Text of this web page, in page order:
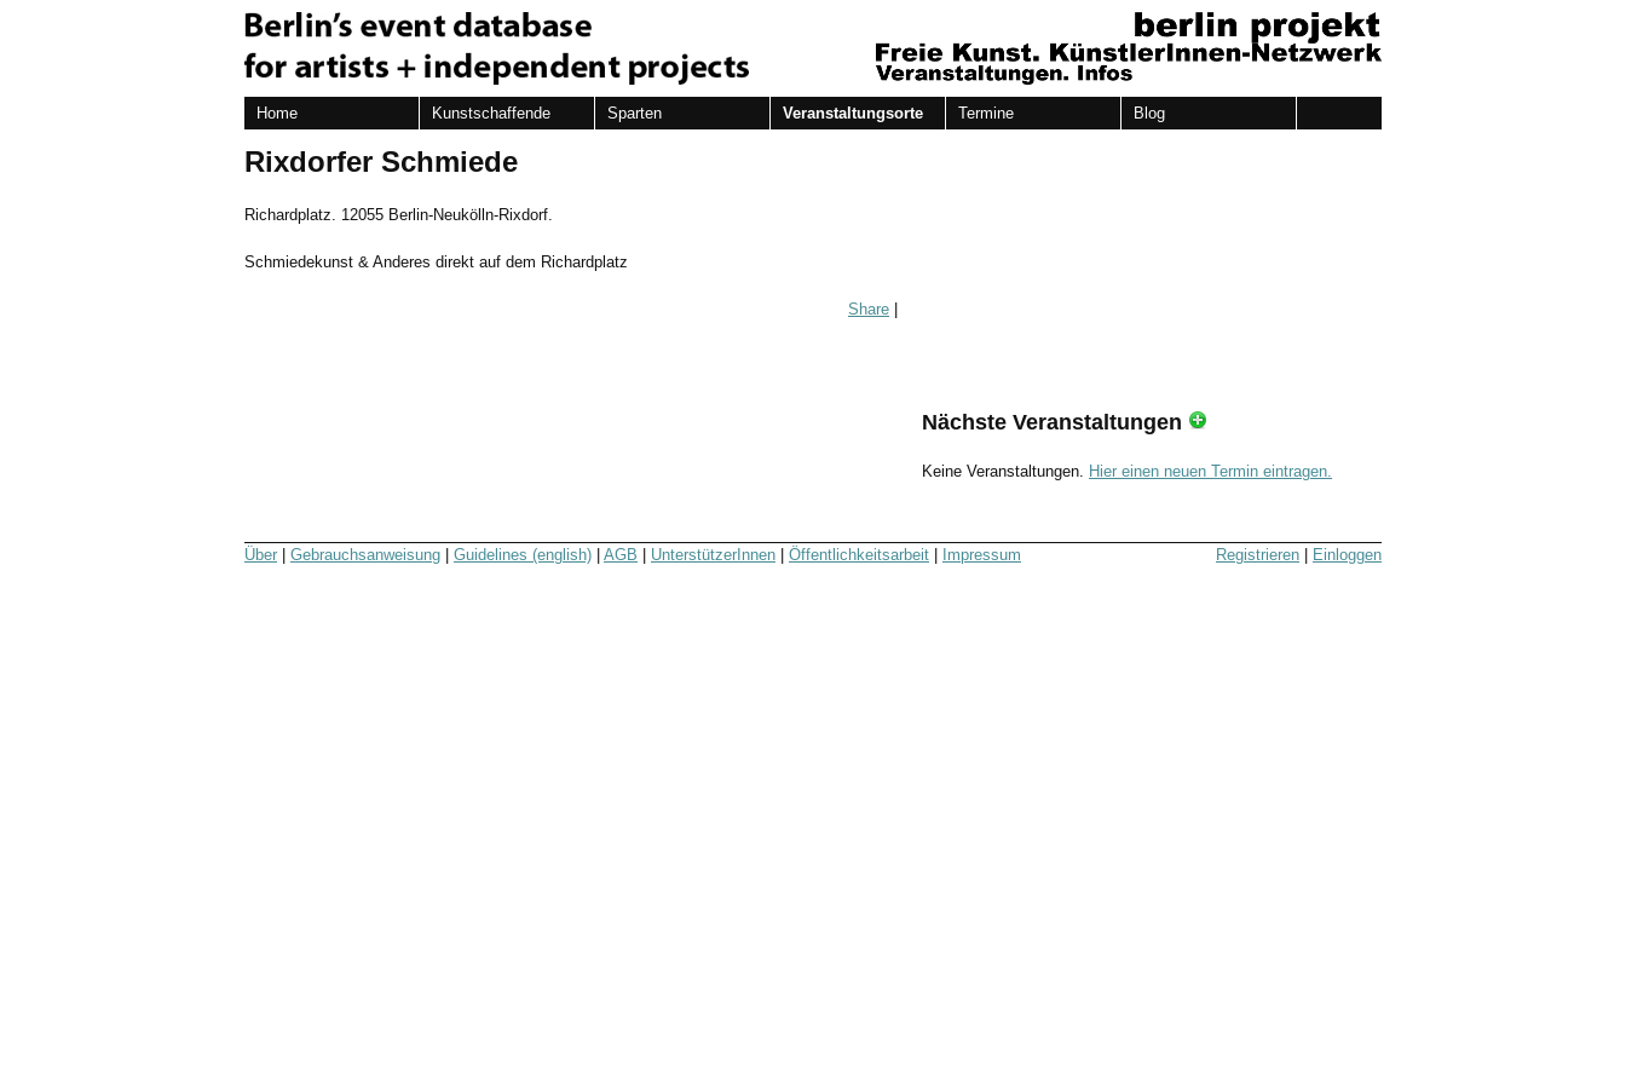
Home Kunstschaffende Sparten Veranstaltungsorte Termine Blog
Rixdorfer Schmiede
Richardplatz. 12055 Berlin-Neukölln-Rixdorf.
Schmiedekunst & Anderes direkt auf dem Richardplatz
Share
Nächste Veranstaltungen
Keine Veranstaltungen. Hier einen neuen Termin eintragen.
Registrieren Einloggen
Über Gebrauchsanweisung Guidelines (english) AGB UnterstützerInnen Öffentlichkeitsarbeit Impressum